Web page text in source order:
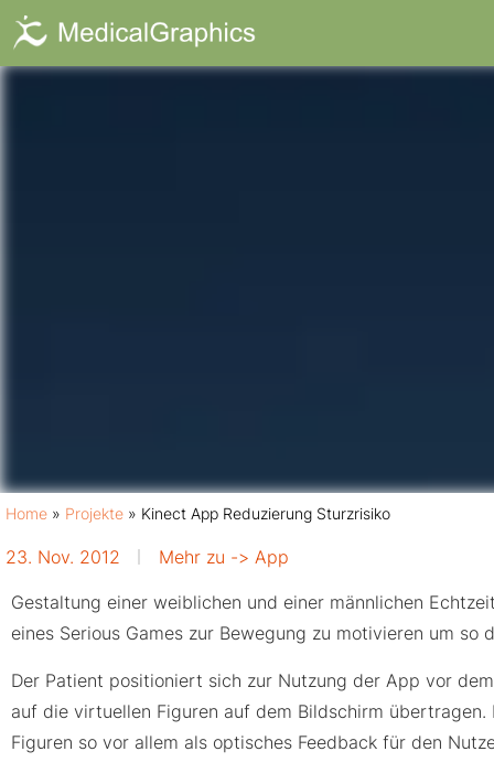
Home » Projekte » Kinect App Reduzierung Sturzrisiko
23. Nov. 2012 Mehr zu -> App
Gestaltung einer weiblichen und einer männlichen
eines Serious Games zur Bewegung zu motivieren um
Der Patient positioniert sich zur Nutzung der App vor
auf die virtuellen Figuren auf dem Bildschirm
Figuren so vor allem als optisches Feedback für den